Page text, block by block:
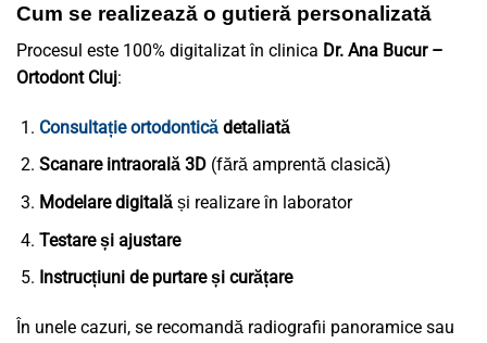
Cum se realizează o gutieră personalizată
Procesul este 100% digitalizat în clinica Dr. Ana Bucur –
Ortodont Cluj:
Consultație ortodonticădetaliată
Scanare intraorală 3D(fără amprentă clasică)
Modelare digitalăși realizare în laborator
Testare și ajustare
Instrucțiuni de purtare și curățare
În unele cazuri, se recomandă radiografii panoramice sau